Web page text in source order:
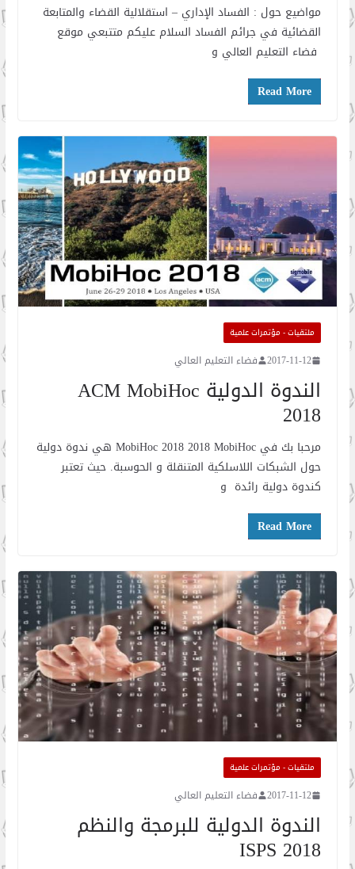
مواضيع حول : الفساد الإداري – استقلالية القضاء والمتابعة
القضائية في جرائم الفساد السلام عليكم متتبعي موقع
فضاء التعليم العالي و
Read More
ملتقيات - مؤتمرات علمية
2017-11-12 فضاء التعليم العالي
الندوة الدولية ACM MobiHoc
2018
مرحبا بك في MobiHoc 2018 2018 MobiHoc هي ندوة دولية
حول الشبكات اللاسلكية المتنقلة و الحوسبة. حيث تعتبر
كندوة دولية رائدة و
Read More
ملتقيات - مؤتمرات علمية
2017-11-12 فضاء التعليم العالي
الندوة الدولية للبرمجة والنظم
ISPS 2018